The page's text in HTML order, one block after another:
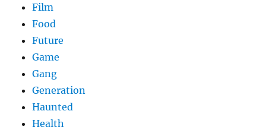
Film
Food
Future
Game
Gang
Generation
Haunted
Health